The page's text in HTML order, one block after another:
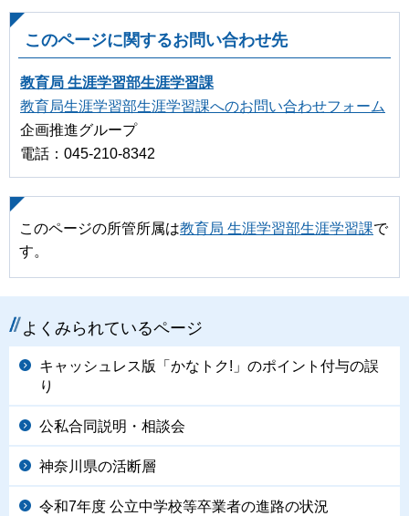
このページに関するお問い合わせ先
教育局 生涯学習部生涯学習課
教育局生涯学習部生涯学習課へのお問い合わせフォーム
企画推進グループ
電話：045-210-8342
このページの所管所属は教育局 生涯学習部生涯学習課で
す。
よくみられているページ
キャッシュレス版「かなトク!」のポイント付与の誤
り
公私合同説明・相談会
神奈川県の活断層
令和7年度 公立中学校等卒業者の進路の状況